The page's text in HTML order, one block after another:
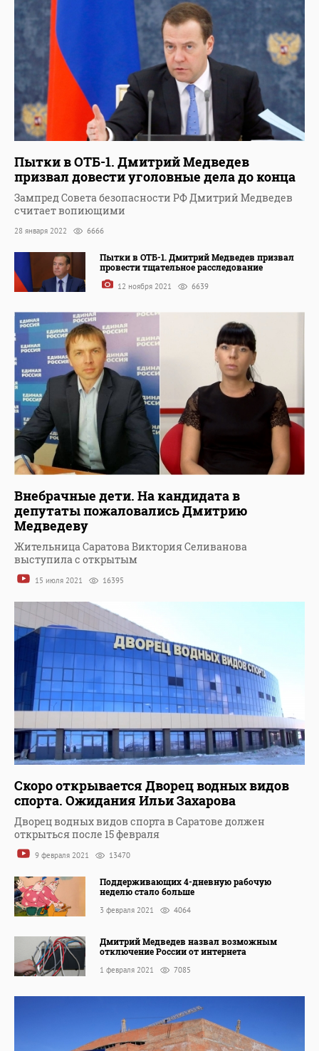
Пытки в ОТБ-1. Дмитрий Медведев
призвал довести уголовные дела до конца
Зампред Совета безопасности РФ Дмитрий Медведев
считает вопиющими
28 января 2022 6666
Пытки в ОТБ-1. Дмитрий Медведев призвал
провести тщательное расследование
12 ноября 2021 6639
Внебрачные дети. На кандидата в
депутаты пожаловались Дмитрию
Медведеву
Жительница Саратова Виктория Селиванова
выступила с открытым
15 июля 2021 16395
Скоро открывается Дворец водных видов
спорта. Ожидания Ильи Захарова
Дворец водных видов спорта в Саратове должен
открыться после 15 февраля
9 февраля 2021 13470
Поддерживающих 4-дневную рабочую
неделю стало больше
3 февраля 2021 4064
Дмитрий Медведев назвал возможным
отключение России от интернета
1 февраля 2021 7085